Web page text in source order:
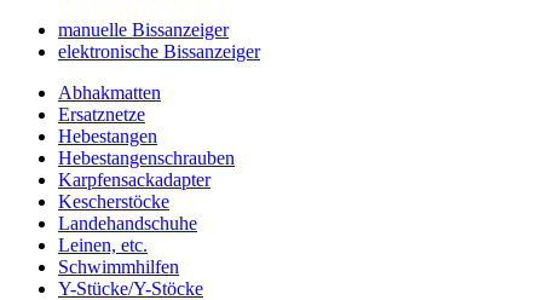
manuelle Bissanzeiger
elektronische Bissanzeiger
Abhakmatten
Ersatznetze
Hebestangen
Hebestangenschrauben
Karpfensackadapter
Kescherstöcke
Landehandschuhe
Leinen, etc.
Schwimmhilfen
Y-Stücke/Y-Stöcke